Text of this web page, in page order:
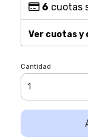
6 cuotas
Ver cuotas y
Cantidad